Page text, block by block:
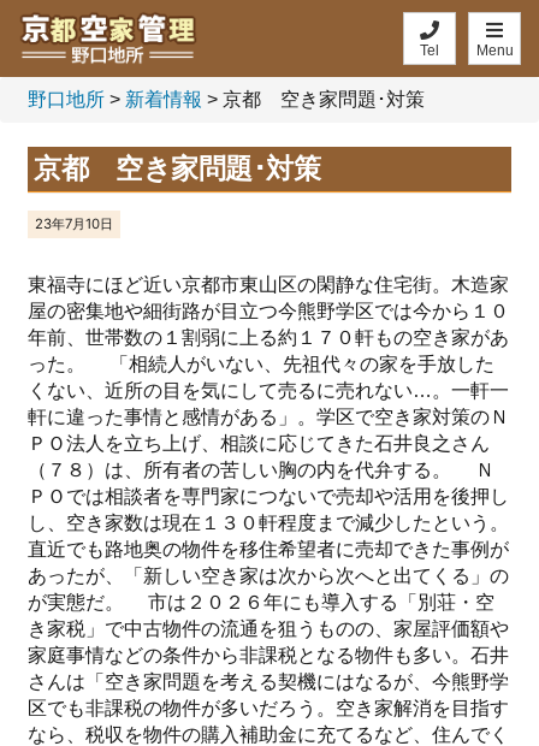
Tel Menu
野口地所 > 新着情報 >京都 空き家問題･対策
京都 空き家問題･対策
23年7月10日
東福寺にほど近い京都市東山区の閑静な住宅街。木造家
屋の密集地や細街路が目立つ今熊野学区では今から１０
年前、世帯数の１割弱に上る約１７０軒もの空き家があ
った。 「相続人がいない、先祖代々の家を手放した
くない、近所の目を気にして売るに売れない…。一軒一
軒に違った事情と感情がある」。学区で空き家対策のＮ
ＰＯ法人を立ち上げ、相談に応じてきた石井良之さん
（７８）は、所有者の苦しい胸の内を代弁する。 Ｎ
ＰＯでは相談者を専門家につないで売却や活用を後押し
し、空き家数は現在１３０軒程度まで減少したという。
直近でも路地奥の物件を移住希望者に売却できた事例が
あったが、「新しい空き家は次から次へと出てくる」の
が実態だ。 市は２０２６年にも導入する「別荘・空
き家税」で中古物件の流通を狙うものの、家屋評価額や
家庭事情などの条件から非課税となる物件も多い。石井
さんは「空き家問題を考える契機にはなるが、今熊野学
区でも非課税の物件が多いだろう。空き家解消を目指す
なら、税収を物件の購入補助金に充てるなど、住んでく